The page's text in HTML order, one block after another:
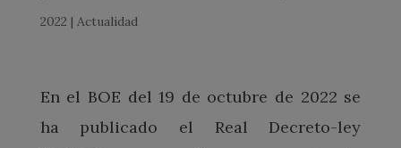
2022 | Actualidad
En el BOE del 19 de octubre de 2022 se
ha publicado el Real Decreto-ley